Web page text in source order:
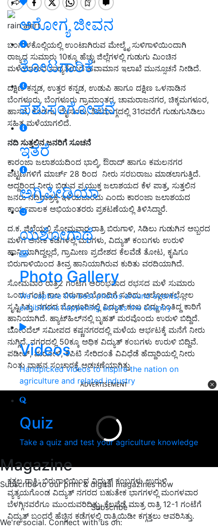
ಆರೋಗ್ಯ ಜೀವನ
ತೋಟಗಾರಿಕೆ
ಪಶುಸಂಗೋಪನೆ
ಇತರೆ
ಅಗ್ರಿಪೀಡಿಯಾ
ಯಶೋಗಾಥೆ
Photo Gallery
We capture the best photos around events,
exhibitions happening across the country
Videos
Handpicked videos to inspire the nation on
agriculture and related industry
Quiz
Take a quiz and test your agriculture knowledge
Magazine
Subscribe to our print & digital magazines now
Subscribe
We're social. Connect with us on:
rain alert
ಬಂಗಾಳಕೊಲ್ಲಿಯಲ್ಲಿ ಉಂಟಾಗಿರುವ ಮೇಲ್ಮೈ ಸುಳಿಗಾಳಿಯಿಂದಾಗಿ
ರಾಜ್ಯದ ಸುಮಾರು 10ಕ್ಕೂ ಹೆಚ್ಚು ಜಿಲ್ಲೆಗಳಲ್ಲಿ ಗುಡುಗು ಮಿಂಚಿನ
ಮಳೆಯಾಗುವ ಸಾಧ್ಯತೆಯಿದೆ ಹವಾಮಾನ ಇಲಾಖೆ ಮುನ್ಸೂಚನೆ ನೀಡಿದೆ.
ದಕ್ಷಿಣ ಕನ್ನಡ, ಉತ್ತರ ಕನ್ನಡ, ಉಡುಪಿ ಹಾಗೂ ದಕ್ಷಿಣ ಒಳನಾಡಿನ
ಬೆಂಗಳೂರು, ಬೆಂಗಳೂರು ಗ್ರಾಮಾಂತರ, ಚಾಮರಾಜನಗರ, ಚಿಕ್ಕಮಗಳೂರ,
ಹಾಸನ, ಕೊಡಗು, ಮೈಸೂರು, ಶಿವಮೊಗ್ಗದಲ್ಲಿ 31ರವರೆಗೆ ಗುಡುಗುಸಿಡಿಲು
ಸಹಿತ ಮಳೆಯಾಗಲಿದೆ.
ನದಿ ಸುತ್ತಲಿನ ಜನರಿಗೆ ಸೂಚನೆ
ಕಾರಂಜಾ ಜಲಾಶಯದಿಂದ ಭಾಲ್ಕಿ, ಔರಾದ್ ಹಾಗೂ ಕಮಲನಗರ
ಪಟ್ಟಣಗಳಿಗೆ ಮಾರ್ಚ್ 28 ರಿಂದ ನೀರು ಸರಬರಾಜು ಮಾಡಲಾಗುತ್ತಿದೆ.
ಅದ್ದರಿಂದ ನೀರು ಬಿಡುವ ಪ್ರಯುಕ್ತ ಜಲಾಶಯದ ಕೆಳ ಪಾತ್ರ, ಸುತ್ತಲಿನ
ಜನರು ನದಿಪಾತ್ರಕ್ಕೆ ಇಳಿಯಬಾರದು ಎಂದು ಕಾರಂಜಾ ಜಲಾಶಯದ
ಕಾರ್ಯಪಾಲಕ ಅಭಿಯಂತರರು ಪ್ರಕಟಣೆಯಲ್ಲಿ ತಿಳಿಸಿದ್ದಾರೆ.
ದ.ಕ. ಜಿಲ್ಲೆಯಲ್ಲಿ ಸೋಮವಾರ ರಾತ್ರಿ ಬಿರುಗಾಳಿ, ಸಿಡಿಲು ಗುಡುಗಿನ ಅಬ್ಬರದ
ಮಳೆಗೆ ಅನೇಕ ಕಡೆಗಳಲ್ಲಿ ಮರಗಳು, ವಿದ್ಯುತ್ ಕಂಬಗಳು ಉರುಳಿ
ಹಾನಿಯಾಗಿದ್ದಲ್ಲದೆ, ಗ್ರಾಮೀಣ ಪ್ರದೇಶದ ಕೆಲವೆಡೆ ತೋಟ, ಕೃಷಿಗೂ
ಬಿರುಗಾಳಿಯಿಂದ ತೀವ್ರ ಹಾನಿಯಾಗಿರುವ ಕುರಿತು ವರದಿಯಾಗಿದೆ.
ಸೋಮವಾರ ರಾತ್ರಿ2 ಗಂಟೆಗೆ ಆರಂಭವಾದ ರಭಸದ ಮಳೆ ಸುಮಾರು
ಒಂದು ಗಂಟೆ ಕಾಲ ಬಿರುಗಾಳಿಯೊಂದಿಗೆ ಸುರಿದು ಅಲ್ಲೋಲಕಲ್ಲೋಲ
ಸೃಷ್ಟಿಸಿತ್ತು. ನಗರದ ಬೋಳೂರಿನಲ್ಲಿ ವಿದ್ಯುತ್ ಕಂಬ ಬಿದ್ದು ನಿಂತಿದ್ದ ಕಾರಿಗೆ
ಹಾನಿಯಾಗಿದೆ. ಹ್ಯಾಟ್‍ಹಿಲ್‍ನಲ್ಲಿ ಬೃಹತ್ ಮರವೊಂದು ಉರುಳಿ ಬಿದ್ದಿದೆ.
ಬೋಂದೆಲ್ ಸಮೀಪದ ಕಷ್ಣನಗರದಲ್ಲಿ ಮಳೆಯ ಆರ್ಭಟಕ್ಕೆ ಮನೆಗೆ ನೀರು
ನುಗ್ಗಿದೆ. ನಗರದಲ್ಲಿ 50ಕ್ಕೂ ಅಧಿಕ ವಿದ್ಯುತ್ ಕಂಬಗಳು ಉರುಳಿ ಬಿದ್ದಿವೆ.
ಪಡೀಲ್, ಮರೋಳಿ, ಕೆಪಿಟಿ ಸೇರಿದಂತೆ ವಿವಿಧೆಡೆ ಹೆದ್ದಾರಿಯಲ್ಲಿ ನೀರು
ನಿಂತು ವಾಹನ ಸಂಚಾರಕ್ಕೆ ಅಡಚಣೆಯಾಗಿತ್ತು.
ADVERTISEMENT
ಕತ್ತಲ ರಾತ್ರಿ: ಬಿರುಗಾಳಿಯಿಂದ ವಿದ್ಯುತ್ ಕಂಬಗಳು ಉರುಳಿ
ವ್ಯತ್ಯಯಗೊಂಡ ವಿದ್ಯುತ್ ನಗರದ ಬಹುತೇಕ ಭಾಗಗಳಲ್ಲಿ ಮಂಗಳವಾರ
ಬೆಳಗ್ಗಿನವರೆಗೂ ಮುಂದುವರಿದಿತ್ತು. ಕೆಲವೆಡೆ ಮಾತ್ರ ರಾತ್ರಿ 12-1 ಗಂಟೆಗೆ
ವಿದ್ಯುತ್ ಬಂದರೆ ಹೆಚ್ಚಿನ ಕಡೆಗಳಲ್ಲಿ ರಾತ್ರಿಯಿಡೀ ಕಗ್ಗತ್ತಲು ಆವರಿಸಿತ್ತು.